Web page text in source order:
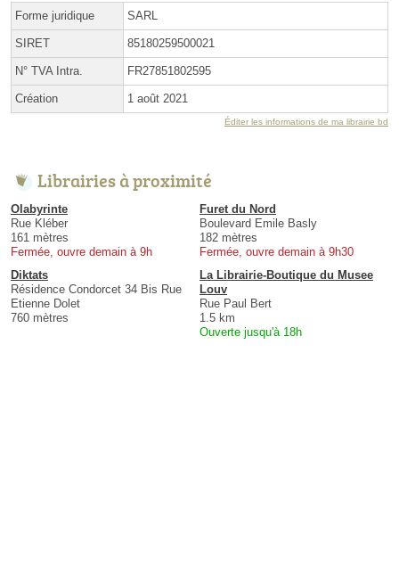
Forme juridique SARL
SIRET 85180259500021
N° TVA Intra. FR27851802595
Création 1 août 2021
Éditer les informations de ma librairie bd
Librairies à proximité
Olabyrinte
Rue Kléber
161 mètres
Fermée, ouvre demain à 9h
Furet du Nord
Boulevard Emile Basly
182 mètres
Fermée, ouvre demain à 9h30
Diktats
Résidence Condorcet 34 Bis Rue
Etienne Dolet
760 mètres
La Librairie-Boutique du Musee
Louv
Rue Paul Bert
1.5 km
Ouverte jusqu'à 18h